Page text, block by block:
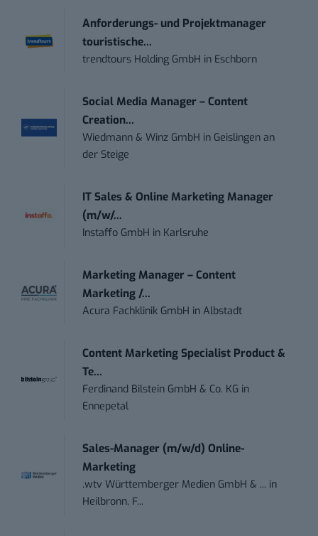
Anforderungs- und Projektmanager
touristische...
trendtours Holding GmbH in Eschborn
Social Media Manager – Content
Creation...
Wiedmann & Winz GmbH in Geislingen an
der Steige
IT Sales & Online Marketing Manager
(m/w/...
Instaffo GmbH in Karlsruhe
Marketing Manager – Content
Marketing /...
Acura Fachklinik GmbH inAlbstadt
Content Marketing Specialist Product &
Te...
Ferdinand Bilstein GmbH & Co. KG in
Ennepetal
Sales-Manager (m/w/d) Online-
Marketing
.wtv Württemberger Medien GmbH & ... in
Heilbronn, F...